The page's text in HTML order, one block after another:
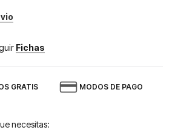
Fichas
GRATIS MODOS DE PAGO
necesitas: